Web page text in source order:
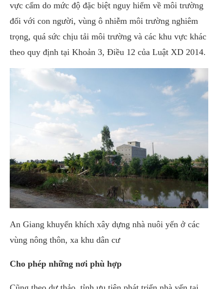
vực cấm do mức độ đặc biệt nguy hiểm về môi trường
đối với con người, vùng ô nhiễm môi trường nghiêm
trọng, quá sức chịu tải môi trường và các khu vực khác
theo quy định tại Khoản 3, Điều 12 của Luật XD 2014.
An Giang khuyến khích xây dựng nhà nuôi yến ở các
vùng nông thôn, xa khu dân cư
Cho phép những nơi phù hợp